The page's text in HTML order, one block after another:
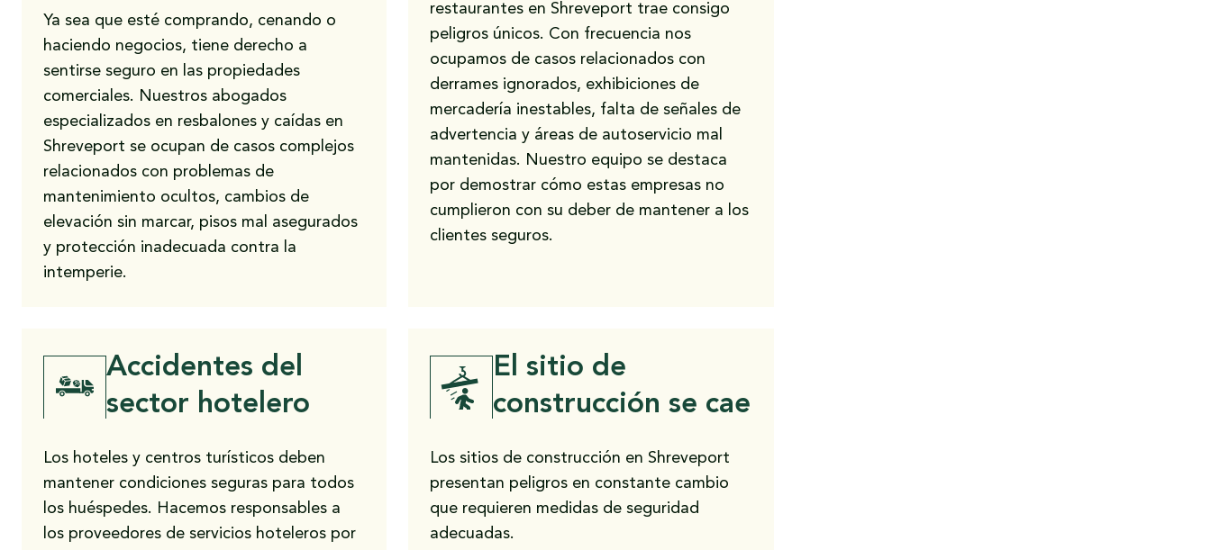
Ya sea que esté comprando, cenando o
haciendo negocios, tiene derecho a
sentirse seguro en las propiedades
comerciales. Nuestros abogados
especializados en resbalones y caídas en
Shreveport se ocupan de casos complejos
relacionados con problemas de
mantenimiento ocultos, cambios de
elevación sin marcar, pisos mal asegurados
y protección inadecuada contra la
intemperie.
restaurantes en Shreveport trae consigo
peligros únicos. Con frecuencia nos
ocupamos de casos relacionados con
derrames ignorados, exhibiciones de
mercadería inestables, falta de señales de
advertencia y áreas de autoservicio mal
mantenidas. Nuestro equipo se destaca
por demostrar cómo estas empresas no
cumplieron con su deber de mantener a los
clientes seguros.
Accidentes del
sector hotelero
Los hoteles y centros turísticos deben
mantener condiciones seguras para todos
los huéspedes. Hacemos responsables a
los proveedores de servicios hoteleros por
El sitio de
construcción se cae
Los sitios de construcción en Shreveport
presentan peligros en constante cambio
que requieren medidas de seguridad
adecuadas.
Do you have a matter with which
our lawyers can help you?